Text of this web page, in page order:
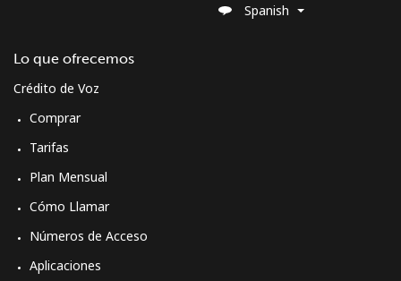
Lo que ofrecemos
Crédito de Voz
Comprar
Tarifas
Plan Mensual
Cómo Llamar
Números de Acceso
Aplicaciones
Spanish